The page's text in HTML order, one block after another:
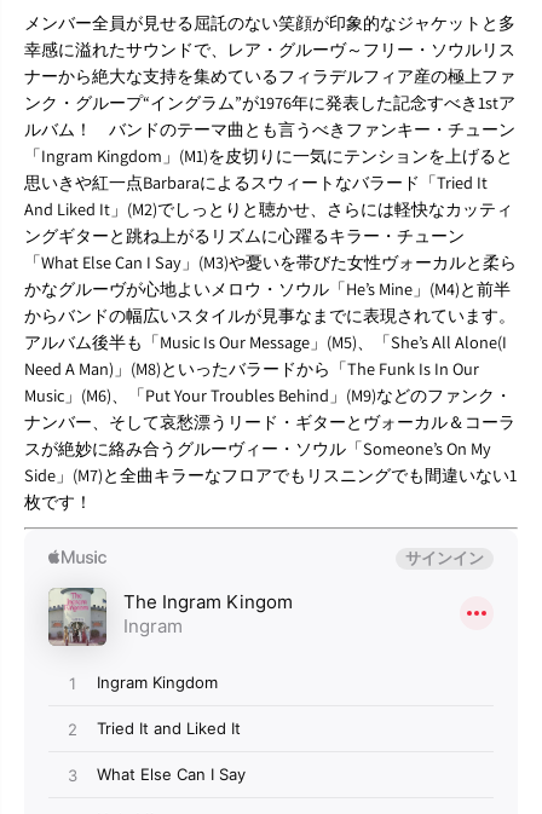
メンバー全員が見せる屈託のない笑顔が印象的なジャケットと多
幸感に溢れたサウンドで、レア・グルーヴ～フリー・ソウルリス
ナーから絶大な支持を集めているフィラデルフィア産の極上ファ
ンク・グループ“イングラム”が1976年に発表した記念すべき1stア
ルバム！ バンドのテーマ曲とも言うべきファンキー・チューン
「Ingram Kingdom」(M1)を皮切りに一気にテンションを上げると
思いきや紅一点Barbaraによるスウィートなバラード「Tried It
And Liked It」(M2)でしっとりと聴かせ、さらには軽快なカッティ
ングギターと跳ね上がるリズムに心躍るキラー・チューン
「What Else Can I Say」(M3)や憂いを帯びた女性ヴォーカルと柔ら
かなグルーヴが心地よいメロウ・ソウル「He’s Mine」(M4)と前半
からバンドの幅広いスタイルが見事なまでに表現されています。
アルバム後半も「Music Is Our Message」(M5)、「She’s All Alone(I
Need A Man)」(M8)といったバラードから「The Funk Is In Our
Music」(M6)、「Put Your Troubles Behind」(M9)などのファンク・
ナンバー、そして哀愁漂うリード・ギターとヴォーカル＆コーラ
スが絶妙に絡み合うグルーヴィー・ソウル「Someone’s On My
Side」(M7)と全曲キラーなフロアでもリスニングでも間違いない1
枚です！